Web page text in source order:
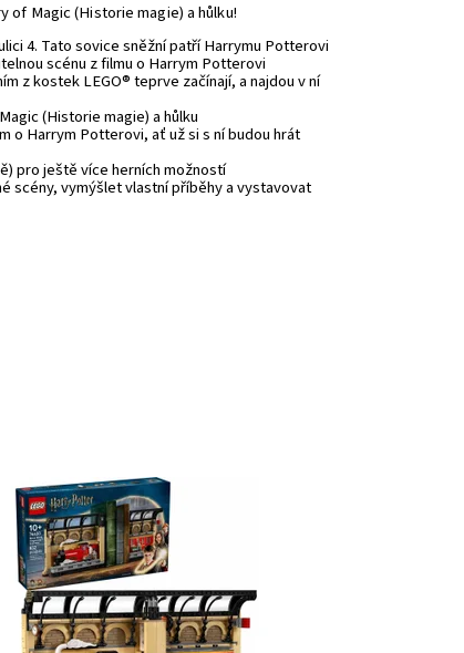
Magic (Historie magie) a hůlku!
4. Tato sovice sněžní patří Harrymu Potterovi
scénu z filmu o Harrym Potterovi
z kostek LEGO® teprve začínají, a najdou v ní
(Historie magie) a hůlku
o Harrym Potterovi, ať už si s ní budou hrát
pro ještě více herních možností
scény, vymýšlet vlastní příběhy a vystavovat
hrajte si a uspořádejte knihy v kouzelnickém
první knižní zarážkou LEGO® Harry
Připomeňte si slavnou scénu se Spěšným
do Bradavic na nástupišti 93™. Pomozte
Potterovi, Ronovi Weasleymu a jejich
Skladem1